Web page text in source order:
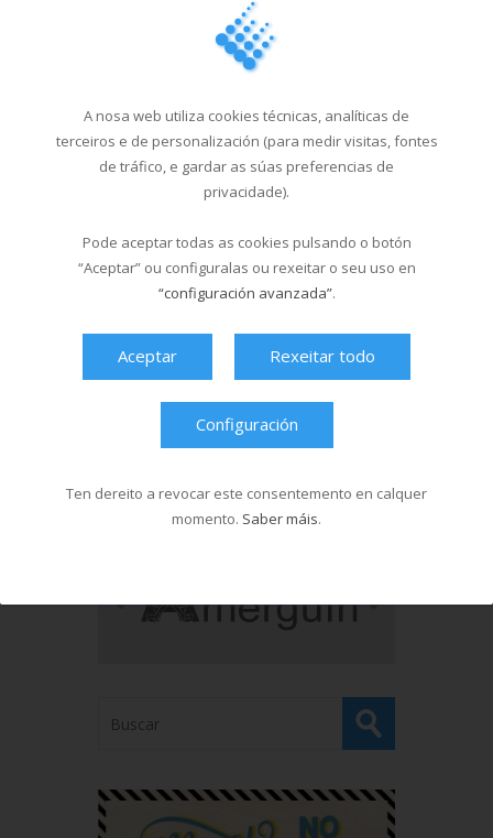
Ver máis videos
A nosa web utiliza cookies técnicas, analíticas de
terceiros e de personalización (para medir visitas, fontes
de tráfico, e gardar as súas preferencias de
privacidade).
Pode aceptar todas as cookies pulsando o botón
“Aceptar” ou configuralas ou rexeitar o seu uso en
“configuración avanzada”.
Aceptar Rexeitar todo
Configuración
Ten dereito a revocar este consentemento en calquer
momento. Saber máis.